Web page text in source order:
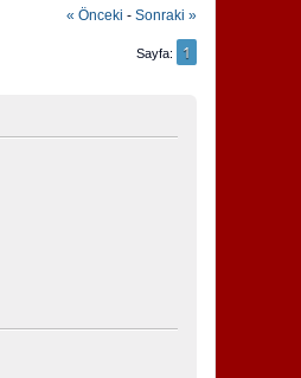
« Önceki - Sonraki »
Sayfa 1